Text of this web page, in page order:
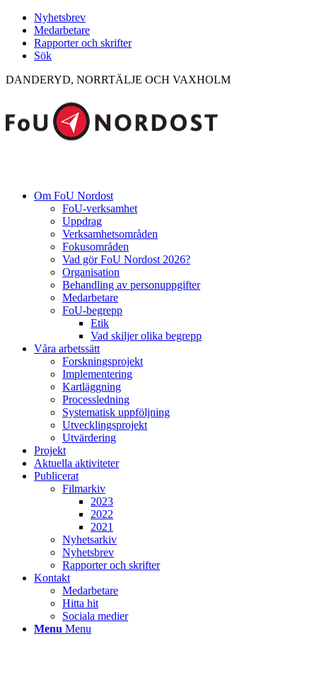
Nyhetsbrev
Medarbetare
Rapporter och skrifter
Sök
DANDERYD, NORRTÄLJE OCH VAXHOLM
Om FoU Nordost
FoU-verksamhet
Uppdrag
Verksamhetsområden
Fokusområden
Vad gör FoU Nordost 2026?
Organisation
Behandling av personuppgifter
Medarbetare
FoU-begrepp
Etik
Vad skiljer olika begrepp
Våra arbetssätt
Forskningsprojekt
Implementering
Kartläggning
Processledning
Systematisk uppföljning
Utvecklingsprojekt
Utvärdering
Projekt
Aktuella aktiviteter
Publicerat
Filmarkiv
2023
2022
2021
Nyhetsarkiv
Nyhetsbrev
Rapporter och skrifter
Kontakt
Medarbetare
Hitta hit
Sociala medier
Menu Menu